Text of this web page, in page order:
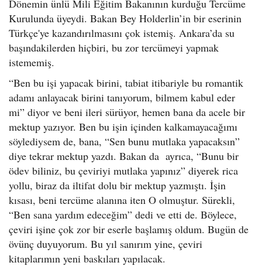
Dönemin ünlü Mili Eğitim Bakanının kurduğu Tercüme
Kurulunda üyeydi. Bakan Bey Holderlin’in bir eserinin
Türkçe'ye kazandırılmasını çok istemiş. Ankara’da su
başındakilerden hiçbiri, bu zor tercümeyi yapmak
istememiş.
“Ben bu işi yapacak birini, tabiat itibariyle bu romantik
adamı anlayacak birini tanıyorum, bilmem kabul eder
mi” diyor ve beni ileri sürüyor, hemen bana da acele bir
mektup yazıyor. Ben bu işin içinden kalkamayacağımı
söylediysem de, bana, “Sen bunu mutlaka yapacaksın”
diye tekrar mektup yazdı. Bakan da ayrıca, “Bunu bir
ödev biliniz, bu çeviriyi mutlaka yapınız” diyerek rica
yollu, biraz da iltifat dolu bir mektup yazmıştı. İşin
kısası, beni tercüme alanına iten O olmuştur. Sürekli,
“Ben sana yardım edeceğim” dedi ve etti de. Böylece,
çeviri işine çok zor bir eserle başlamış oldum. Bugün de
övünç duyuyorum. Bu yıl sanırım yine, çeviri
kitaplarımın yeni baskıları yapılacak.